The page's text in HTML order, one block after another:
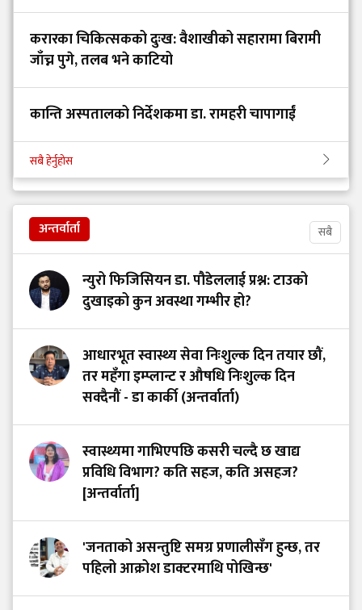
करारका चिकित्सकको दुःख: वैशाखीको सहारामा बिरामी
जाँच्न पुगे, तलब भने काटियो
कान्ति अस्पतालको निर्देशकमा डा. रामहरी चापागाईं
सबै हेर्नुहोस
अन्तर्वार्ता सबै
न्युरो फिजिसियन डा. पौडेललाई प्रश्न: टाउको
दुखाइको कुन अवस्था गम्भीर हो?
आधारभूत स्वास्थ्य सेवा निःशुल्क दिन तयार छौं,
तर महँगा इम्प्लान्ट र औषधि निःशुल्क दिन
सक्दैनौं - डा कार्की (अन्तर्वार्ता)
स्वास्थ्यमा गाभिएपछि कसरी चल्दै छ खाद्य
प्रविधि विभाग? कति सहज, कति असहज?
[अन्तर्वार्ता]
'जनताको असन्तुष्टि समग्र प्रणालीसँग हुन्छ, तर
पहिलो आक्रोश डाक्टरमाथि पोखिन्छ'